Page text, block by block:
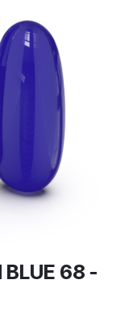
BLUE 68 -